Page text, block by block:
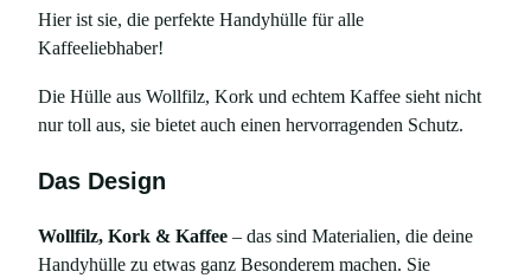
F
i
l
n
K
o
Hier ist sie, die perfekte Handyhülle für alle
Kaffeeliebhaber!
Die Hülle aus Wollfilz, Kork und echtem Kaffee sieht nicht
nur toll aus, sie bietet auch einen hervorragenden Schutz.
Das Design
Wollfilz, Kork & Kaffee – das sind Materialien, die deine
Handyhülle zu etwas ganz Besonderem machen. Sie